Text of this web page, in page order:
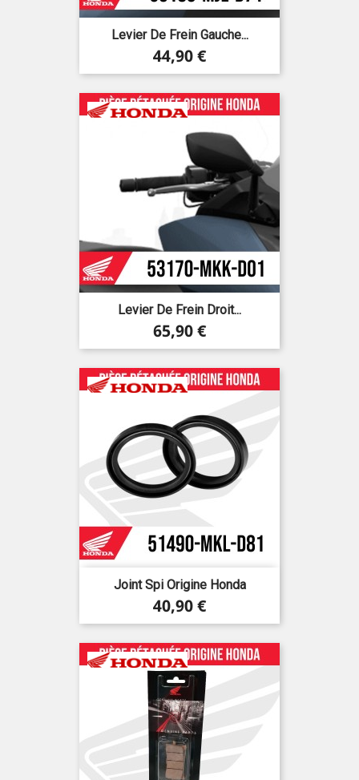
Levier De Frein Gauche...
Prix
44,90 €
Levier De Frein Droit...
Prix
65,90 €
Joint Spi Origine Honda
Prix
40,90 €